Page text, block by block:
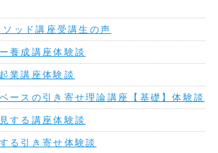
ッド講座受講生の声
養成講座体験談
業講座体験談
ースの引き寄せ理論講座【基礎】体験談
する講座体験談
る引き寄せ体験談